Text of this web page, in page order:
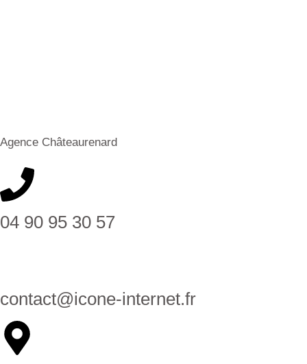
Agence Châteaurenard
04 90 95 30 57
contact@icone-internet.fr